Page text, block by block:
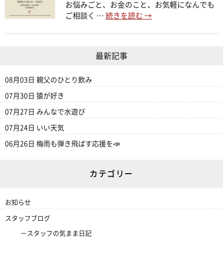
お悩みごと、お金のこと、お気軽になんでも
ご相談く … 続きを読む →
最新記事
08月03日 親父のひとり飲み
07月30日 猿が好き
07月27日 みんなで水遊び
07月24日 いい天気
06月26日 梅雨も弾き飛ばす応援を📣
カテゴリー
お知らせ
スタッフブログ
スタッフの気まま日記